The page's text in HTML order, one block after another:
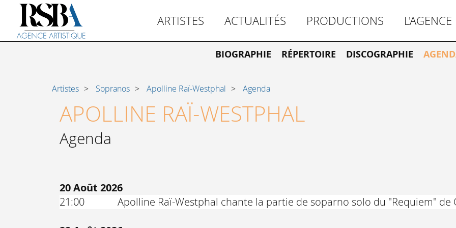
ARTISTES ACTUALITÉS PRODUCTIONS L'AGENCE
BIOGRAPHIE RÉPERTOIRE DISCOGRAPHIE
Artistes Sopranos Apolline Raï-Westphal Agenda
APOLLINE RAÏ-WESTPHAL
Agenda
20 Août 2026
21:00
Apolline Raï-Westphal chante la partie de soparno solo du "Requiem" de